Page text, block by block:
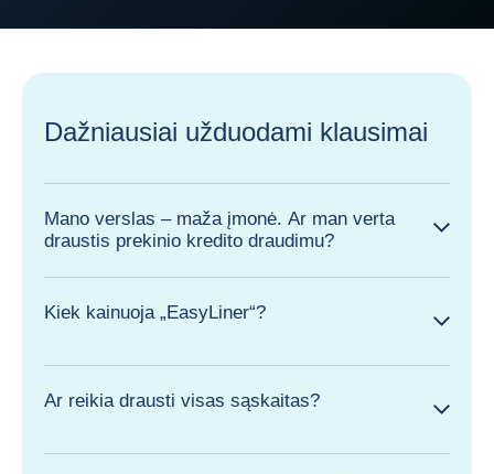
Dažniausiai užduodami klausimai
Mano verslas – maža įmonė. Ar man verta
draustis prekinio kredito draudimu?
Kiek kainuoja „EasyLiner“?
Ar reikia drausti visas sąskaitas?